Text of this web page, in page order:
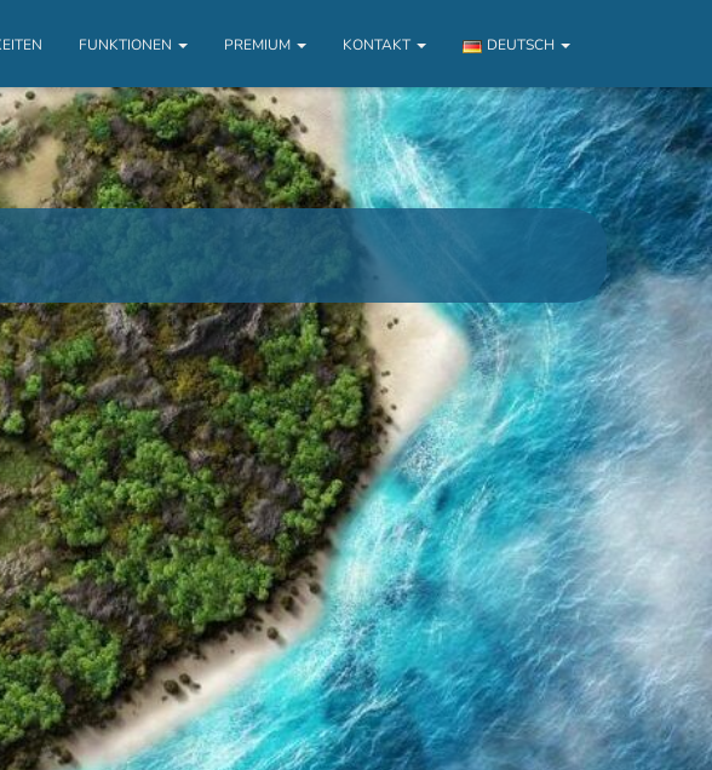
FUNKTIONEN PREMIUM KONTAKT DEUTSCH